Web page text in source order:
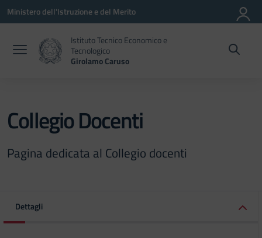
Vai ai contenuti
Vai al menu di navigazione
Vai al footer
Ministero dell'Istruzione e del Merito
Istituto Tecnico Economico e
Tecnologico
Girolamo Caruso
Collegio Docenti
Pagina dedicata al Collegio docenti
Dettagli